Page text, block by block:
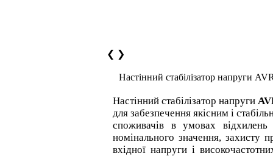
❮ ❯
Настінний стабілізатор напруги
Настінний стабілізатор напруги
для забезпечення якісним і
споживачів в умовах відхилень
номінального значення, захисту
вхідної напруги і